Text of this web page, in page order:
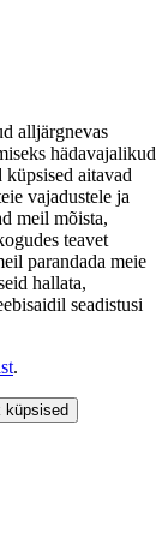
alljärgnevas
hädavajalikud
aitavad
vajadustele ja
meil mõista,
teavet
parandada meie
hallata,
seadistusi
.
küpsised